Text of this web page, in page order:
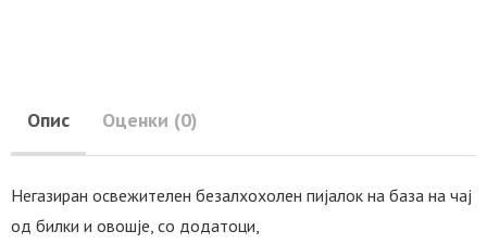
Опис Оценки (0)
Негазиран освежителен безалхохолен пијалок на база на чај
од билки и овошје, со додатоци,